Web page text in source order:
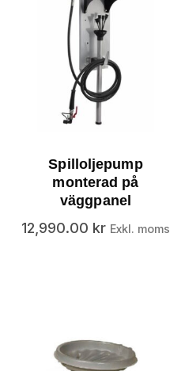
Spilloljepump
monterad på
väggpanel
12,990.00 kr Exkl. moms